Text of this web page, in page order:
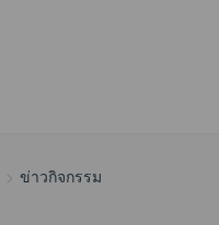
ข่าวกิจกรรม